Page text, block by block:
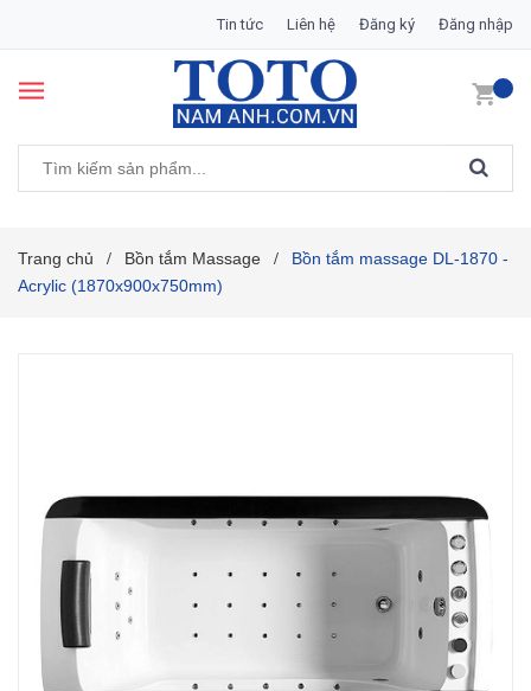
Tin tức Liên hệ Đăng ký Đăng nhập
Trang chủ / Bồn tắm Massage /
Bồn tắm massage DL-1870 -
Acrylic (1870x900x750mm)